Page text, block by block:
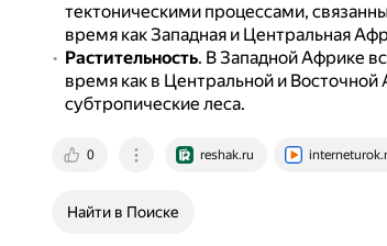
тектоническими процессами,
время как Западная и Центральная
Растительность. В Западной Африке
время как в Центральной и
субтропические леса.
0 reshak.ru
Найти в Поиске